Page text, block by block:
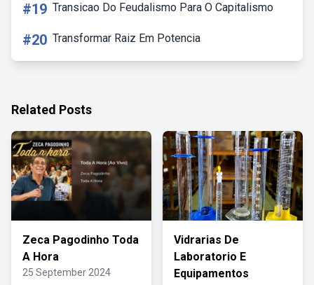
#19 Transicao Do Feudalismo Para O Capitalismo
#20 Transformar Raiz Em Potencia
Related Posts
Zeca Pagodinho Toda
A Hora
25 September 2024
Vidrarias De
Laboratorio E
Equipamentos